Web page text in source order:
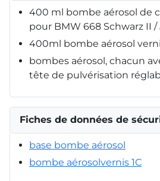
400 ml bombe aérosol de
pour BMW 668 Schwarz II
400ml bombe aérosol
bombes aérosol, chacun
tête de pulvérisation
Fiches de données de
base bombe aérosol
bombe aérosolvernis 1C